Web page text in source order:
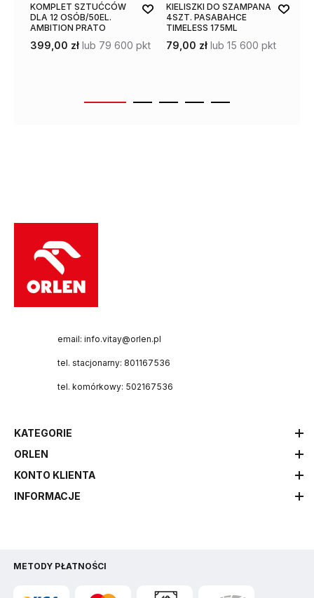
KOMPLET SZTUĆCÓW
DLA 12 OSÓB/50EL.
AMBITION PRATO
399,00 zł lub 79 600 pkt
KIELISZKI DO SZAMPANA
4SZT. PASABAHCE
TIMELESS 175ML
79,00 zł lub 15 600 pkt
email: info.vitay@orlen.pl
tel. stacjonarny: 801167536
tel. komórkowy: 502167536
KATEGORIE
ORLEN
KONTO KLIENTA
INFORMACJE
METODY PŁATNOŚCI